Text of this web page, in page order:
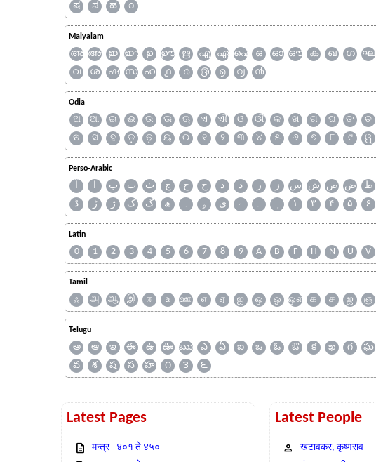
ಷ
ಸ ಹ ೧
Malyalam
അ ആ ഇ ഈ ഉ ഊ ഋ എ ഏ ഐ ഒ ഓ ഔ ക ഖ ഗ ഘ
വ
ശ ഷ സ ഹ ൧ ൪ ൫ ൭ ൮ ൯
Odia
ଅ ଆ ଇ ଈ ଉ ଊ ଋ ଏ ଐ ଓ ଔ କ ଖ ଗ ଘ ଙ ଚ
ଷ
ସ ହ ଡ଼ ଢ଼ ୟ ୦ ୧ ୨ ୩ ୪ ୫ ୬ ୭ ୮ ୯ ୱ
Perso-Arabic
آ ا ب ت ث ج ح خ د ذ ر ز س ش ص ض ط
ڈ
ڑ ژ ک گ ھ ہ ۄ ی ے ۔ ۱ ۳ ۴ ۵ ۶
Latin
0 1 2 3 4 5 6 7 8 9 A B F H N U V
Tamil
ஃ அ ஆ இ ஈ உ ஊ எ ஏ ஐ ஒ ஓ ஔ க ச ஜ ஞ
Telugu
అ ఆ ఇ ఈ ఉ ఊ ఋ ఎ ఏ ఐ ఒ ఓ ఔ క ఖ గ ఘ
వ
శ ష స హ ౧ ౩ ౬
Latest Pages
मन्त्र - ४०१ ते ४५०
Latest People
खटावकर, कृष्णराव